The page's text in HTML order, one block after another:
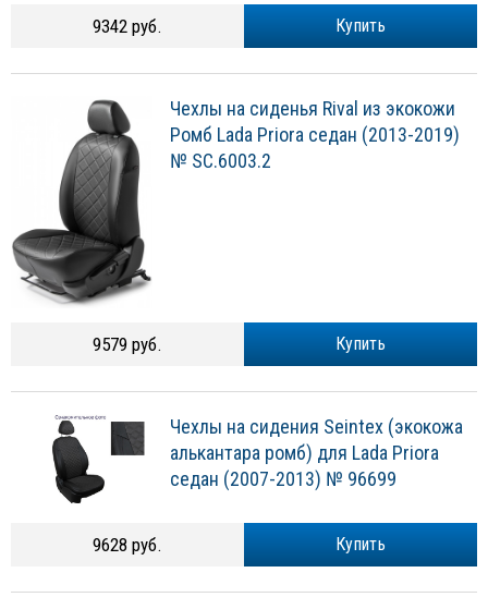
Купить
9342 руб.
Чехлы на сиденья Rival из экокожи
Ромб Lada Priora седан (2013-2019)
№ SC.6003.2
Купить
9579 руб.
Чехлы на сидения Seintex (экокожа
алькантара ромб) для Lada Priora
седан (2007-2013) № 96699
Купить
9628 руб.